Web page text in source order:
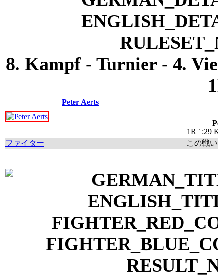
8. Kampf - Turnier - 4.
Peter Aerts
1R 1:29
ファイター
この戦